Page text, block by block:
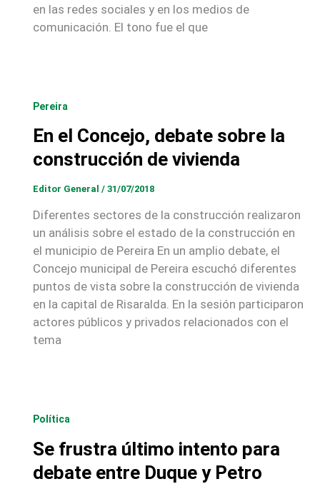
en las redes sociales y en los medios de
comunicación. El tono fue el que
Pereira
En el Concejo, debate sobre la
construcción de vivienda
Editor General / 31/07/2018
Diferentes sectores de la construcción realizaron
un análisis sobre el estado de la construcción en
el municipio de Pereira En un amplio debate, el
Concejo municipal de Pereira escuchó diferentes
puntos de vista sobre la construcción de vivienda
en la capital de Risaralda. En la sesión participaron
actores públicos y privados relacionados con el
tema
Política
Se frustra último intento para
debate entre Duque y Petro